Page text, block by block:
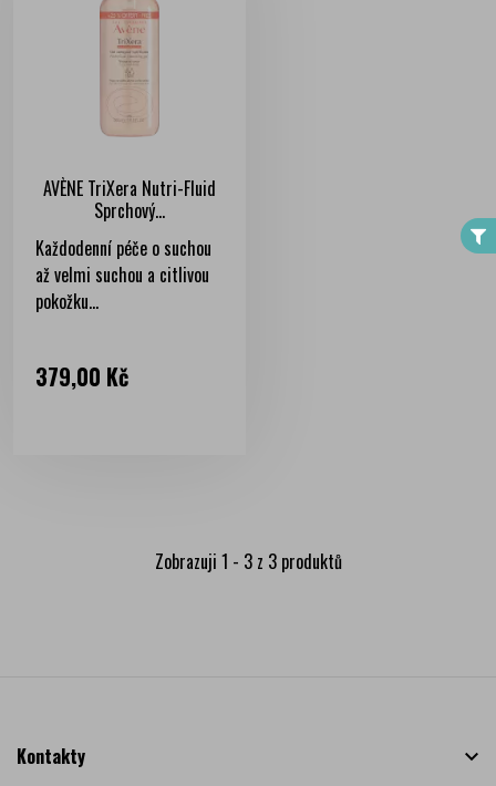
AVÈNE TriXera Nutri-Fluid
Sprchový...
Každodenní péče o suchou
až velmi suchou a citlivou
pokožku...
Cena
379,00 Kč
Zobrazuji 1 - 3 z 3 produktů
Kontakty
